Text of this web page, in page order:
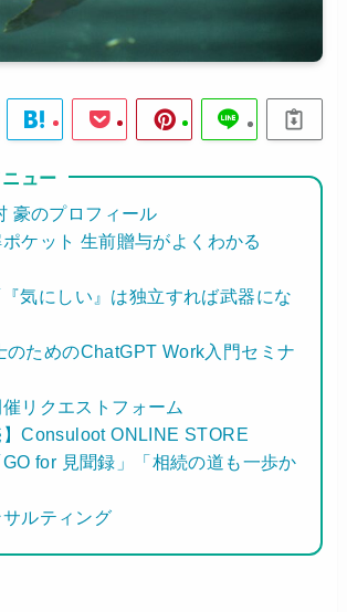
ュー
豪のプロフィール
ケット 生前贈与がよくわかる
気にしい』は独立すれば武器にな
のためのChatGPT Work入門セミナ
リクエストフォーム
Consuloot ONLINE STORE
for 見聞録」「相続の道も一歩か
ルティング